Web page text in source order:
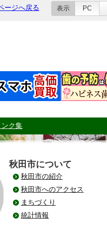
ージへ戻る 表示 PC
ンク集
秋田市について
秋田市の紹介
秋田市へのアクセス
まちづくり
統計情報